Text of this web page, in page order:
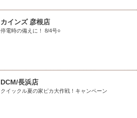
カインズ 彦根店
停電時の備えに！ 8/4号○
DCM/長浜店
クイックル夏の家ピカ大作戦！キャンペーン